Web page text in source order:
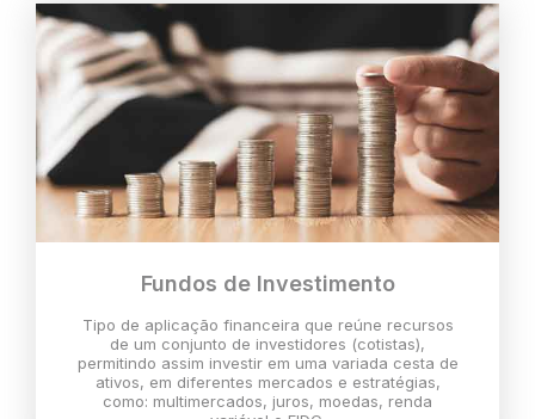
Fundos de Investimento
Tipo de aplicação financeira que reúne recursos
de um conjunto de investidores (cotistas),
permitindo assim investir em uma variada cesta de
ativos, em diferentes mercados e estratégias,
como: multimercados, juros, moedas, renda